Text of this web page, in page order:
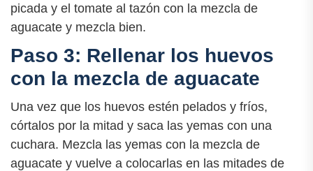
picada y el tomate al tazón con la mezcla de
aguacate y mezcla bien.
Paso 3: Rellenar los huevos
con la mezcla de aguacate
Una vez que los huevos estén pelados y fríos,
córtalos por la mitad y saca las yemas con una
cuchara. Mezcla las yemas con la mezcla de
aguacate y vuelve a colocarlas en las mitades de